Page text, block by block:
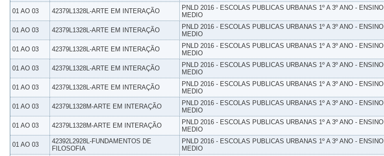
01 AO 03 42379L1328L-ARTE EM INTERAÇÃO
PNLD 2016 - ESCOLAS PUBLICAS URBANAS 1º A 3º ANO - ENSINO
MEDIO
01 AO 03 42379L1328L-ARTE EM INTERAÇÃO
PNLD 2016 - ESCOLAS PUBLICAS URBANAS 1º A 3º ANO - ENSINO
MEDIO
01 AO 03 42379L1328L-ARTE EM INTERAÇÃO
PNLD 2016 - ESCOLAS PUBLICAS URBANAS 1º A 3º ANO - ENSINO
MEDIO
01 AO 03 42379L1328L-ARTE EM INTERAÇÃO
PNLD 2016 - ESCOLAS PUBLICAS URBANAS 1º A 3º ANO - ENSINO
MEDIO
01 AO 03 42379L1328L-ARTE EM INTERAÇÃO
PNLD 2016 - ESCOLAS PUBLICAS URBANAS 1º A 3º ANO - ENSINO
MEDIO
01 AO 03 42379L1328M-ARTE EM INTERAÇÃO
PNLD 2016 - ESCOLAS PUBLICAS URBANAS 1º A 3º ANO - ENSINO
MEDIO
01 AO 03 42379L1328M-ARTE EM INTERAÇÃO
PNLD 2016 - ESCOLAS PUBLICAS URBANAS 1º A 3º ANO - ENSINO
MEDIO
01 AO 03
42392L2928L-FUNDAMENTOS DE
FILOSOFIA
PNLD 2016 - ESCOLAS PUBLICAS URBANAS 1º A 3º ANO - ENSINO
MEDIO